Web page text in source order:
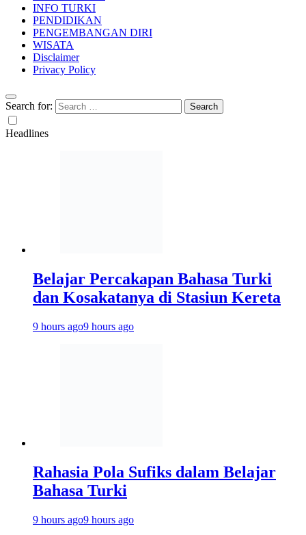
INFO TURKI
PENDIDIKAN
PENGEMBANGAN DIRI
WISATA
Disclaimer
Privacy Policy
Search for:
Headlines
Belajar Percakapan Bahasa Turki
dan Kosakatanya di Stasiun Kereta
9 hours ago9 hours ago
Rahasia Pola Sufiks dalam Belajar
Bahasa Turki
9 hours ago9 hours ago